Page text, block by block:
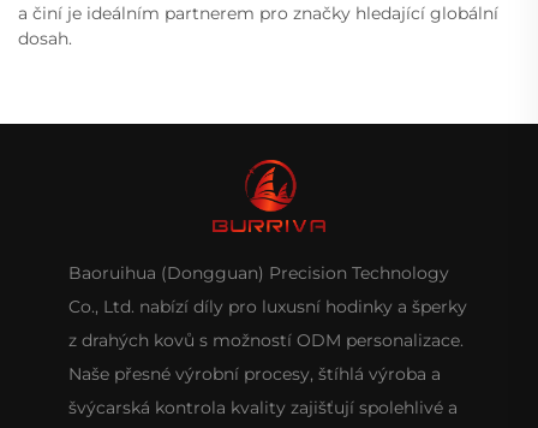
a činí je ideálním partnerem pro značky hledající globální
dosah.
Baoruihua (Dongguan) Precision Technology
Co., Ltd. nabízí díly pro luxusní hodinky a šperky
z drahých kovů s možností ODM personalizace.
Naše přesné výrobní procesy, štíhlá výroba a
švýcarská kontrola kvality zajišťují spolehlivé a